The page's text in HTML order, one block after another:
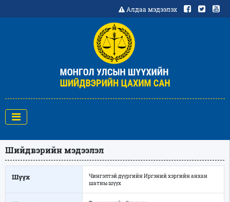
Алдаа мэдээлэх
Шийдвэрийн мэдээлэл
Шүүх
Чингэлтэй дүүргийн Иргэний хэргийн анхан
шатны шүүх